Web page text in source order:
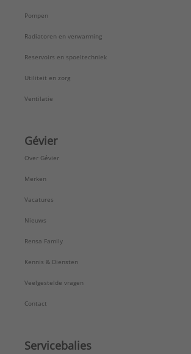
Pompen
Radiatoren en verwarming
Reservoirs en spoeltechniek
Utiliteit en zorg
Ventilatie
Gévier
Over Gévier
Merken
Vacatures
Nieuws
Rensa Family
Kennis & Diensten
Veelgestelde vragen
Contact
Servicebalies